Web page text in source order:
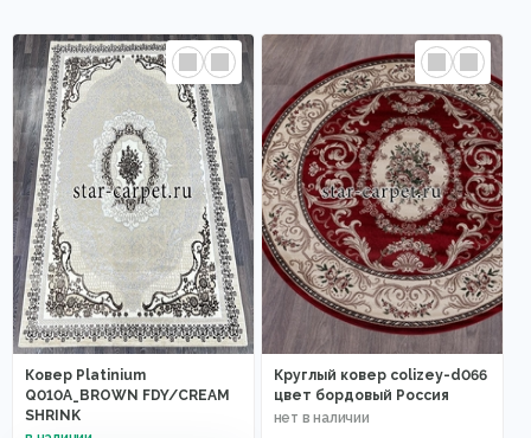
Ковер Platinium
Q010A_BROWN FDY/CREAM
SHRINK
Круглый ковер colizey-d066
цвет бордовый Россия